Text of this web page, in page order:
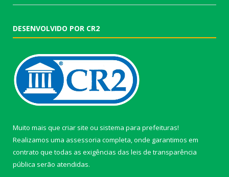
DESENVOLVIDO POR CR2
Muito mais que criar site ou sistema para prefeituras!
Realizamos uma assessoria completa, onde garantimos em
contrato que todas as exigências das leis de transparência
pública serão atendidas.